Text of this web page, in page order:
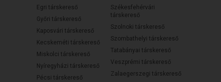
Egri társkereső
Győri társkereső
Kaposvári társkereső
Kecskeméti társkereső
Miskolci társkereső
Nyíregyházi társkereső
Pécsi társkereső
Székesfehérvári
társkereső
Szolnoki társkereső
Szombathelyi társkereső
Tatabányai társkereső
Veszprémi társkereső
Zalaegerszegi társkereső